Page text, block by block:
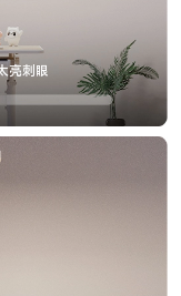
亮刺眼